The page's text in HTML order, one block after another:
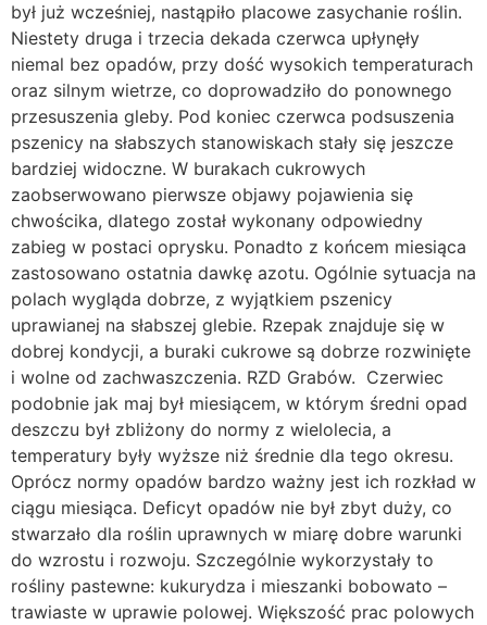
był już wcześniej, nastąpiło placowe zasychanie roślin.
Niestety druga i trzecia dekada czerwca upłynęły
niemal bez opadów, przy dość wysokich temperaturach
oraz silnym wietrze, co doprowadziło do ponownego
przesuszenia gleby. Pod koniec czerwca podsuszenia
pszenicy na słabszych stanowiskach stały się jeszcze
bardziej widoczne. W burakach cukrowych
zaobserwowano pierwsze objawy pojawienia się
chwościka, dlatego został wykonany odpowiedny
zabieg w postaci oprysku. Ponadto z końcem miesiąca
zastosowano ostatnia dawkę azotu. Ogólnie sytuacja na
polach wygląda dobrze, z wyjątkiem pszenicy
uprawianej na słabszej glebie. Rzepak znajduje się w
dobrej kondycji, a buraki cukrowe są dobrze rozwinięte
i wolne od zachwaszczenia. RZD Grabów. Czerwiec
podobnie jak maj był miesiącem, w którym średni opad
deszczu był zbliżony do normy z wielolecia, a
temperatury były wyższe niż średnie dla tego okresu.
Oprócz normy opadów bardzo ważny jest ich rozkład w
ciągu miesiąca. Deficyt opadów nie był zbyt duży, co
stwarzało dla roślin uprawnych w miarę dobre warunki
do wzrostu i rozwoju. Szczególnie wykorzystały to
rośliny pastewne: kukurydza i mieszanki bobowato –
trawiaste w uprawie polowej. Większość prac polowych